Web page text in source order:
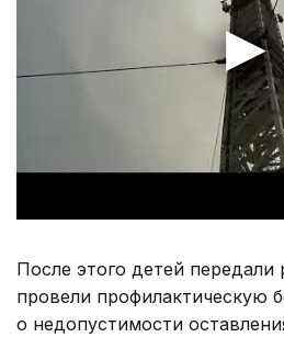
После этого детей
провели профилактическую
о недопустимости